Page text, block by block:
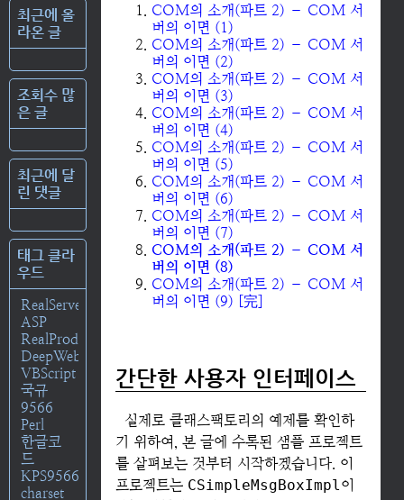
최근에 올
라온 글
조회수 많
은 글
최근에 달
린 댓글
태그 클라
우드
RealServer
ASP
RealProducer
DeepWeb
VBScript
국규
9566
Perl
한글코
드
KPS9566
charset
COM의 소개(파트 2) – COM 서
버의 이면 (1)
COM의 소개(파트 2) – COM 서
버의 이면 (2)
COM의 소개(파트 2) – COM 서
버의 이면 (3)
COM의 소개(파트 2) – COM 서
버의 이면 (4)
COM의 소개(파트 2) – COM 서
버의 이면 (5)
COM의 소개(파트 2) – COM 서
버의 이면 (6)
COM의 소개(파트 2) – COM 서
버의 이면 (7)
COM의 소개(파트 2) – COM 서
버의 이면 (8)
COM의 소개(파트 2) – COM 서
버의 이면 (9) [完]
간단한 사용자 인터페이스
실제로 클래스팩토리의 예제를 확인하
기 위하여, 본 글에 수록된 샘플 프로젝트
를 살펴보는 것부터 시작하겠습니다. 이
프로젝트는 CSimpleMsgBoxImpl 이